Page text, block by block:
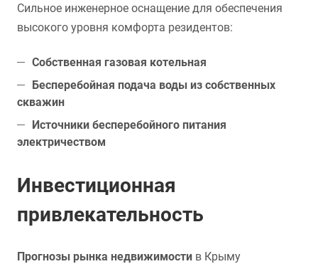
Сильное инженерное оснащение для обеспечения
высокого уровня комфорта резидентов:
Собственная газовая котельная
Бесперебойная подача воды из собственных
скважин
Источники бесперебойного питания
электричеством
Инвестиционная
привлекательность
Прогнозы рынка недвижимости в Крыму